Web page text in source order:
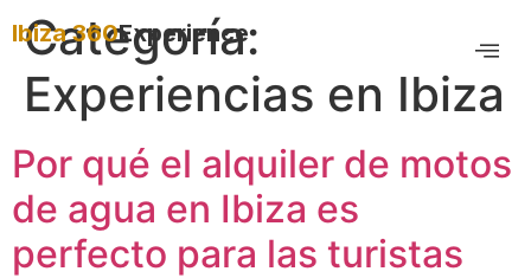
Ibiza 360Experience
Categoría:
Experiencias en Ibiza
Por qué el alquiler de motos
de agua en Ibiza es
perfecto para las turistas